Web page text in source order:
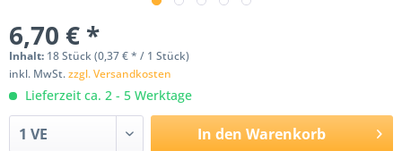
6,70 € *
Inhalt: 18 Stück (0,37 € * / 1 Stück)
inkl. MwSt.zzgl. Versandkosten
Lieferzeit ca. 2 - 5 Werktage
In den Warenkorb